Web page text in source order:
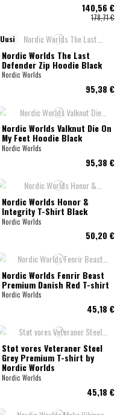
140,56 €
178,71 €
Uusi
Nordic Worlds The Last
Defender Zip Hoodie Black
Nordic Worlds
95,38 €
Nordic Worlds Valknut Die On
My Feet Hoodie Black
Nordic Worlds
95,38 €
Nordic Worlds Honor &
Integrity T-Shirt Black
Nordic Worlds
50,20 €
Nordic Worlds Fenrir Beast
Premium Danish Red T-shirt
Nordic Worlds
45,18 €
Støt vores Veteraner Steel
Grey Premium T-shirt by
Nordic Worlds
Nordic Worlds
45,18 €